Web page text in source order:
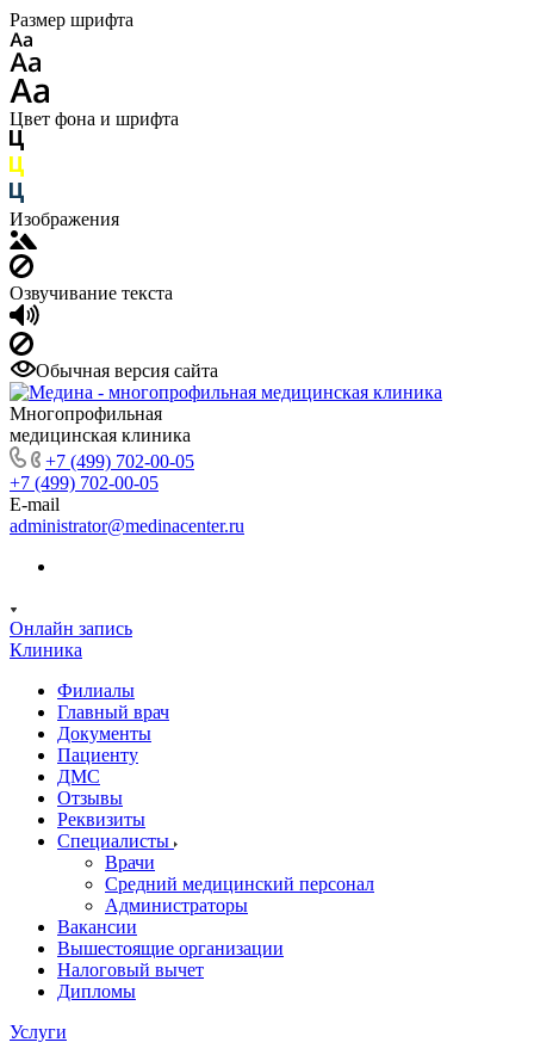
Размер шрифта
Цвет фона и шрифта
Изображения
Озвучивание текста
Обычная версия сайта
Многопрофильная
медицинская клиника
+7 (499) 702-00-05
+7 (499) 702-00-05
E-mail
administrator@medinacenter.ru
Онлайн запись
Клиника
Филиалы
Главный врач
Документы
Пациенту
ДМС
Отзывы
Реквизиты
Специалисты
Врачи
Средний медицинский персонал
Администраторы
Вакансии
Вышестоящие организации
Налоговый вычет
Дипломы
Услуги